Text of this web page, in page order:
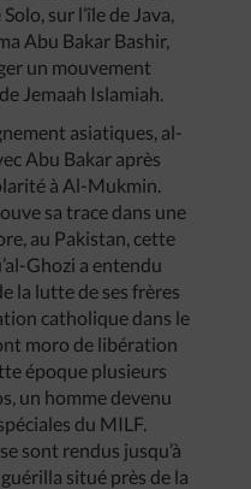
sur l’île de Java,
Abu Bakar Bashir,
un mouvement
Jemaah Islamiah.
asiatiques, al-
Abu Bakar après
à Al-Mukmin.
sa trace dans une
au Pakistan, cette
Ghozi a entendu
la lutte de ses frères
catholique dans le
moro de libération
époque plusieurs
un homme devenu
du MILF.
sont rendus jusqu’à
situé près de la